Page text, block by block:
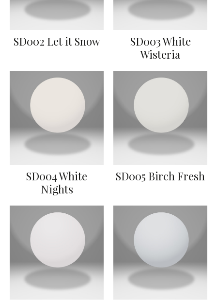
SD002 Let it Snow
SD003 White
Wisteria
SD004 White
Nights
SD005 Birch Fresh